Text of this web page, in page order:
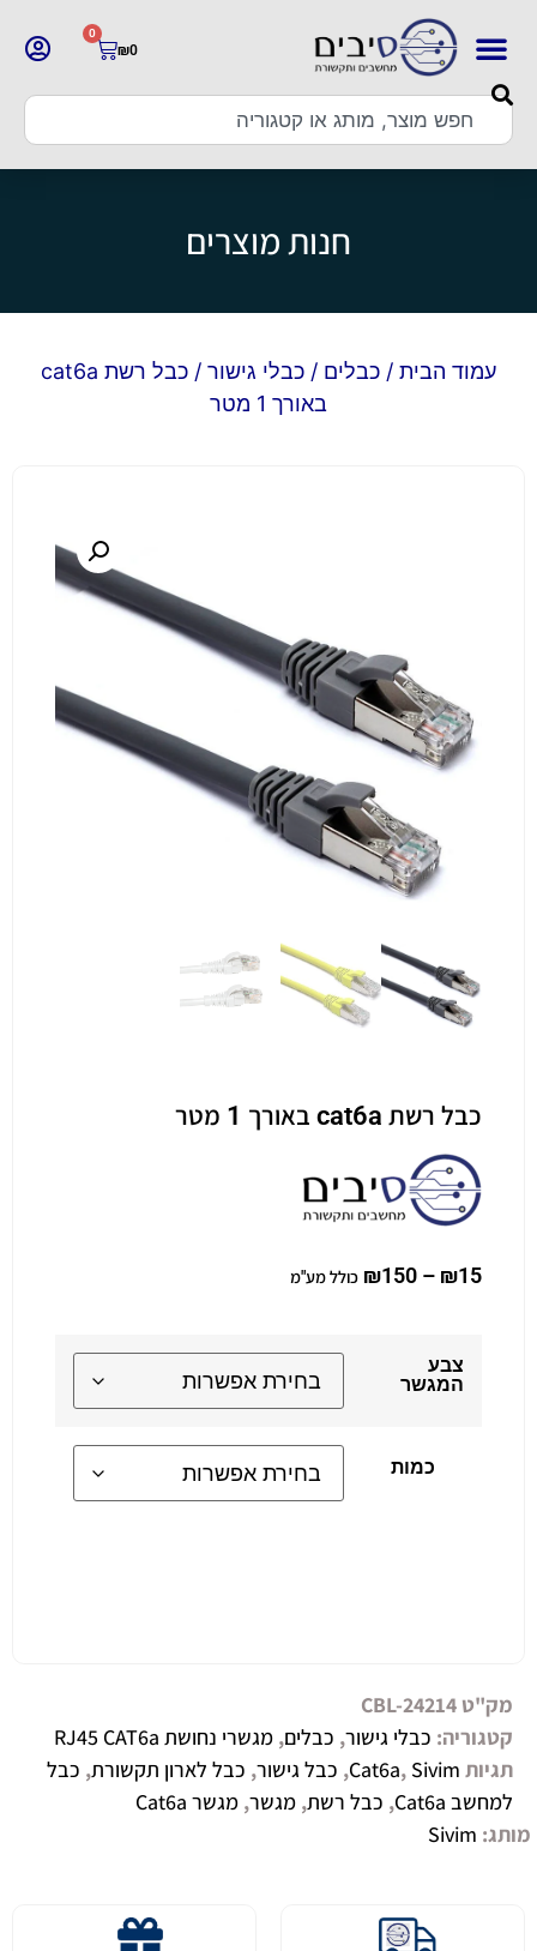
₪0
0
חנות מוצרים
עמוד הבית / כבלים / כבלי גישור
/ כבל רשת cat6a
באורך 1 מטר
כבל רשת cat6a באורך 1 מטר
₪15
–
₪150 כולל מע"מ
צבע
המגשר
כמות
מק"ט CBL-24214
קטגוריה: כבלי גישור, כבלים, מגשרי נחושת RJ45 CAT6a
תגיות
Cat6a, Sivim
, כבל גישור, כבל לארון תקשורת, כבל
למחשב Cat6a
, כבל רשת, מגשר, מגשר Cat6a
מותג: Sivim